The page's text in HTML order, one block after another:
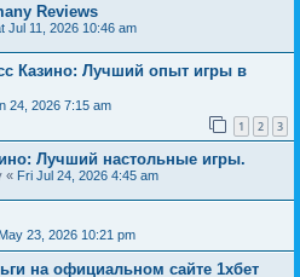
Reviews
Jul 11, 2026 10:46 am
Казино: Лучший опыт игры в
24, 2026 7:15 am
1 2 3
Лучший настольные игры.
« Fri Jul 24, 2026 4:45 am
23, 2026 10:21 pm
на официальном сайте 1хбет